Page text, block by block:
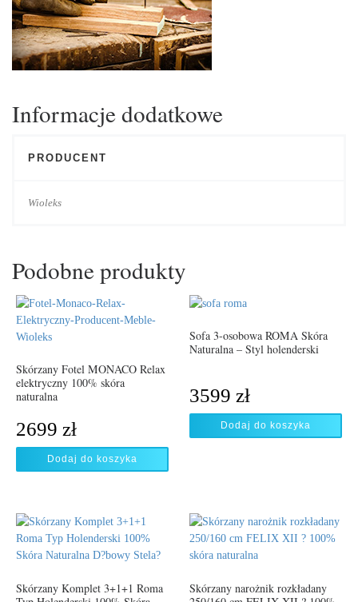
Informacje dodatkowe
PRODUCENT
Wioleks
Podobne produkty
Skórzany Fotel MONACO Relax
elektryczny 100% skóra
naturalna
2699 zł
Dodaj do koszyka
Sofa 3-osobowa ROMA Skóra
Naturalna – Styl holenderski
3599 zł
Dodaj do koszyka
Skórzany Komplet 3+1+1 Roma
Skórzany narożnik rozkładany